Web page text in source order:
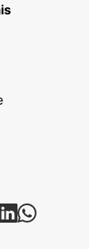
TiktokLinkedin
Whatsapp